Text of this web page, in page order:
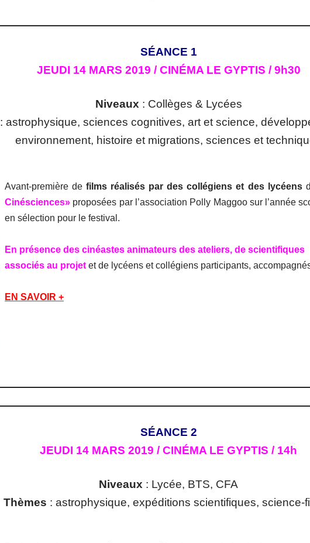
SÉANCE 1
JEUDI 14 MARS 2019 / CINÉMA LE GYPTIS / 9h30
Niveaux: Collèges & Lycées
: astrophysique, sciences cognitives, art et science,
environnement, histoire et migrations, sciences et
Avant-première defilms réalisés par des collégiens et des lycéens
Cinésciences» proposées par l’association Polly Maggoo sur l’année
en sélection pour le festival.
En présence des cinéastes animateurs des ateliers, de scientifiques
associés au projet et de lycéens et collégiens participants,
EN SAVOIR +
SÉANCE 2
JEUDI 14 MARS 2019 / CINÉMA LE GYPTIS / 14h
Niveaux : Lycée, BTS, CFA
Thèmes : astrophysique, expéditions scientifiques, science-